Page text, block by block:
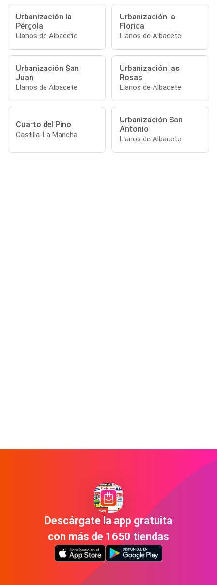
Urbanización la
Pérgola
Llanos de Albacete
Urbanización la
Florida
Llanos de Albacete
Urbanización San
Juan
Llanos de Albacete
Urbanización las
Rosas
Llanos de Albacete
Cuarto del Pino
Castilla-La Mancha
Urbanización San
Antonio
Llanos de Albacete
Descárgate la app gratuita
con más de 1650 tiendas